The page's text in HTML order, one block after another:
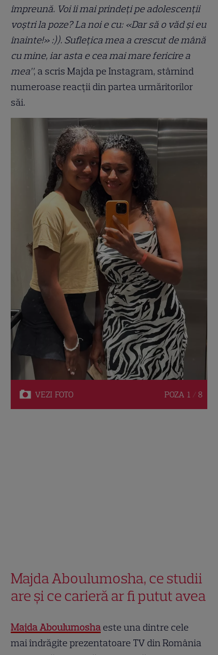
împreună. Voi îi mai prindeți pe adolescenții
voștri la poze? La noi e cu: «Dar să o văd și eu
înainte!» :)). Suflețica mea a crescut de mână
cu mine, iar asta e cea mai mare fericire a
mea”, a scris Majda pe Instagram, stârnind
numeroase reacții din partea urmăritorilor
săi.
VEZI FOTO POZA 1 / 8
Majda Aboulumosha, ce studii
are și ce carieră ar fi putut avea
Majda Aboulumosha este una dintre cele
mai îndrăgite prezentatoare TV din România